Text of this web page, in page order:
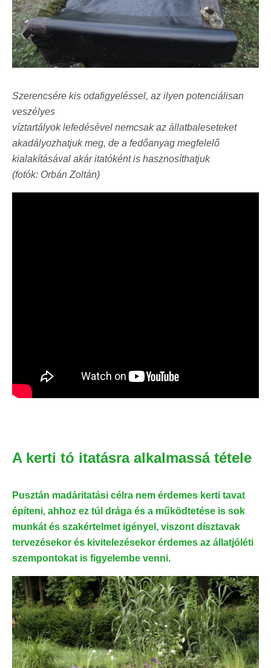
Szerencsére kis odafigyeléssel, az ilyen potenciálisan
veszélyes
víztartályok lefedésével nemcsak az állatbaleseteket
akadályozhatjuk meg, de a fedőanyag megfelelő
kialakításával akár itatóként is hasznosíthatjuk
(fotók: Orbán Zoltán)
A kerti tó itatásra alkalmassá tétele
Pusztán madáritatási célra nem érdemes kerti tavat
építeni, ahhoz ez túl drága és a működtetése is sok
munkát és szakértelmet igényel, viszont dísztavak
tervezésekor és kivitelezésekor érdemes az állatjóléti
szempontokat is figyelembe venni.